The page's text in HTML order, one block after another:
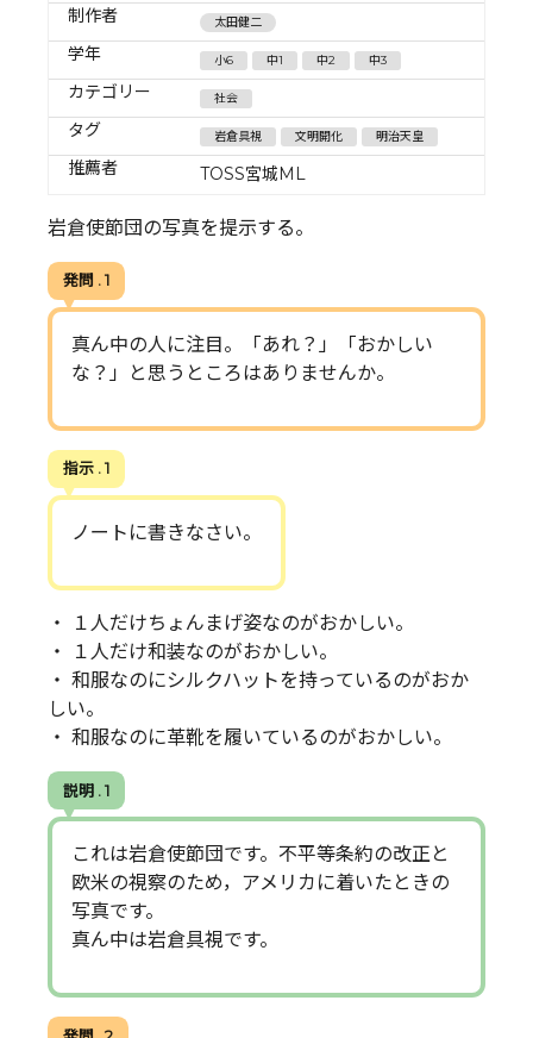
制作者
太田健二
学年 小6 中1 中2 中3
カテゴリー 社会
タグ 岩倉具視 文明開化 明治天皇
推薦者 TOSS宮城ML
岩倉使節団の写真を提示する。
発問 . 1
真ん中の人に注目。「あれ？」「おかしい
な？」と思うところはありませんか。
指示 . 1
ノートに書きなさい。
・ １人だけちょんまげ姿なのがおかしい。
・ １人だけ和装なのがおかしい。
・ 和服なのにシルクハットを持っているのがおか
しい。
・ 和服なのに革靴を履いているのがおかしい。
説明 . 1
これは岩倉使節団です。不平等条約の改正と
欧米の視察のため，アメリカに着いたときの
写真です。
真ん中は岩倉具視です。